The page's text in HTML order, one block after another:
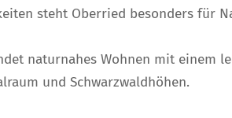
steht Oberried besonders für
naturnahes Wohnen mit einem
und Schwarzwaldhöhen.